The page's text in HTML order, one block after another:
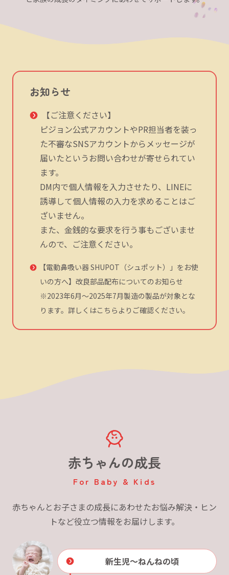
お知らせ
【ご注意ください】
ピジョン公式アカウントやPR担当者を装っ
た不審なSNSアカウントからメッセージが
届いたというお問い合わせが寄せられてい
ます。
DM内で個人情報を入力させたり、LINEに
誘導して個人情報の入力を求めることはご
ざいません。
また、金銭的な要求を行う事もございませ
んので、ご注意ください。
【電動鼻吸い器 SHUPOT（シュポット）」をお使
いの方へ】改良部品配布についてのお知らせ
※2023年6月～2025年7月製造の製品が対象とな
ります。詳しくはこちらよりご確認ください。
赤ちゃんの成長
For Baby & Kids
赤ちゃんとお子さまの成長にあわせたお悩み解決・ヒン
トなど役立つ情報をお届けします。
新生児～ねんねの頃